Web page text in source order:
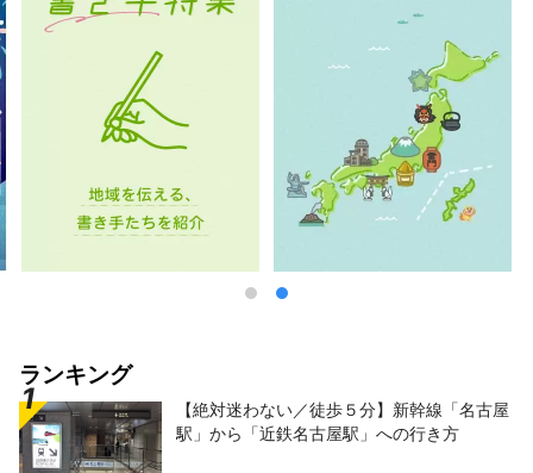
ランキング
【絶対迷わない／徒歩５分】新幹線「名古屋
駅」から「近鉄名古屋駅」への行き方